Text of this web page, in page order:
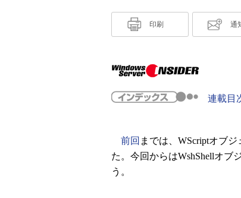
印刷 通
連載目
前回 までは、WScriptオブ
た。今回からはWshShellオブ
う。